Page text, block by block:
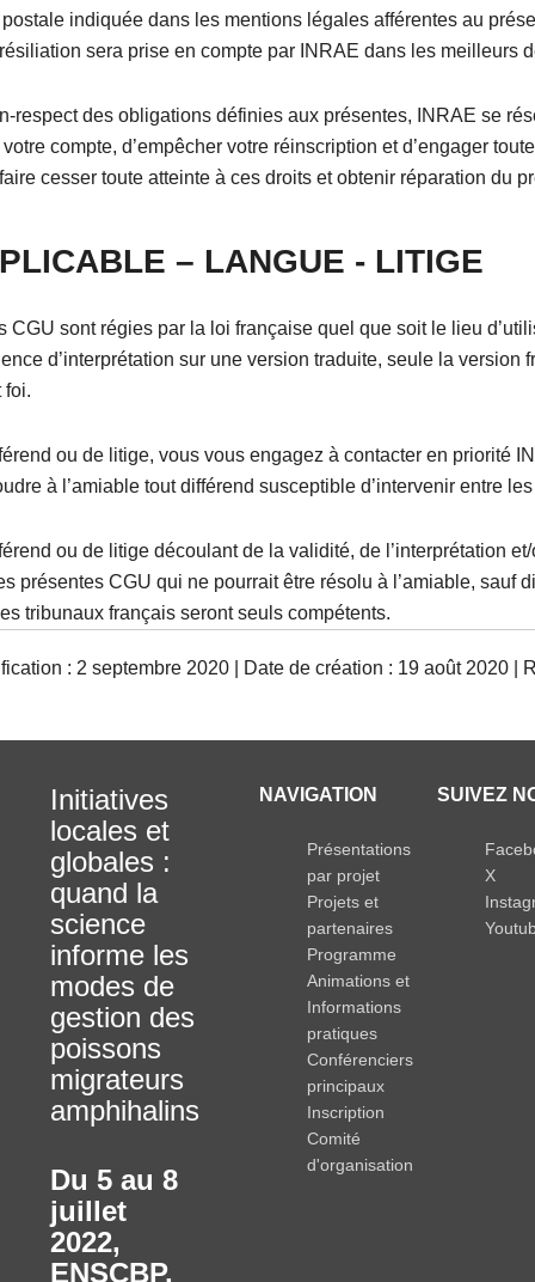
indiquée dans les mentions légales afférentes au
sera prise en compte par INRAE dans les meilleurs
respect des obligations définies aux présentes, INRAE se
compte, d’empêcher votre réinscription et d’engager
cesser toute atteinte à ces droits et obtenir réparation du
– LANGUE - LITIGE
CGU sont régies par la loi française quel que soit le lieu
d’interprétation sur une version traduite, seule la version
foi.
ou de litige, vous vous engagez à contacter en priorité
à l’amiable tout différend susceptible d’intervenir entre
ou de litige découlant de la validité, de l’interprétation
présentes CGU qui ne pourrait être résolu à l’amiable, sauf
tribunaux français seront seuls compétents.
: 2 septembre 2020 | Date de création : 19 août 2020 |
Initiatives
locales et
globales :
quand la
science
informe les
modes de
gestion des
poissons
migrateurs
amphihalins
Du 5 au 8
juillet
2022,
ENSCBP,
NAVIGATION
Présentations
par projet
Projets et
partenaires
Programme
Animations et
Informations
pratiques
Conférenciers
principaux
Inscription
Comité
d'organisation
SUIVEZ
X